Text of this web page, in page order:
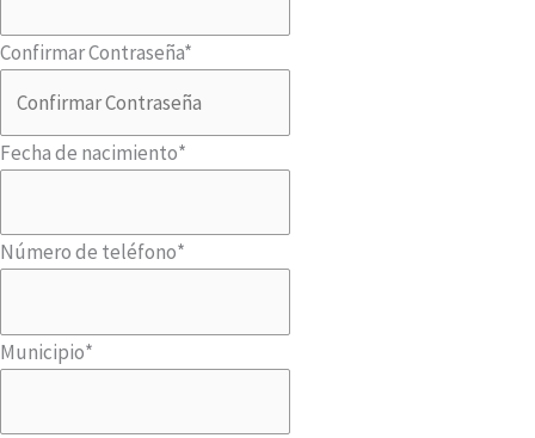
Confirmar Contraseña*
Fecha de nacimiento*
Número de teléfono*
Municipio*